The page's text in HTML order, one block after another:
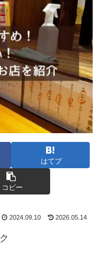
はてブ
コピー
2024.09.10 2026.05.14